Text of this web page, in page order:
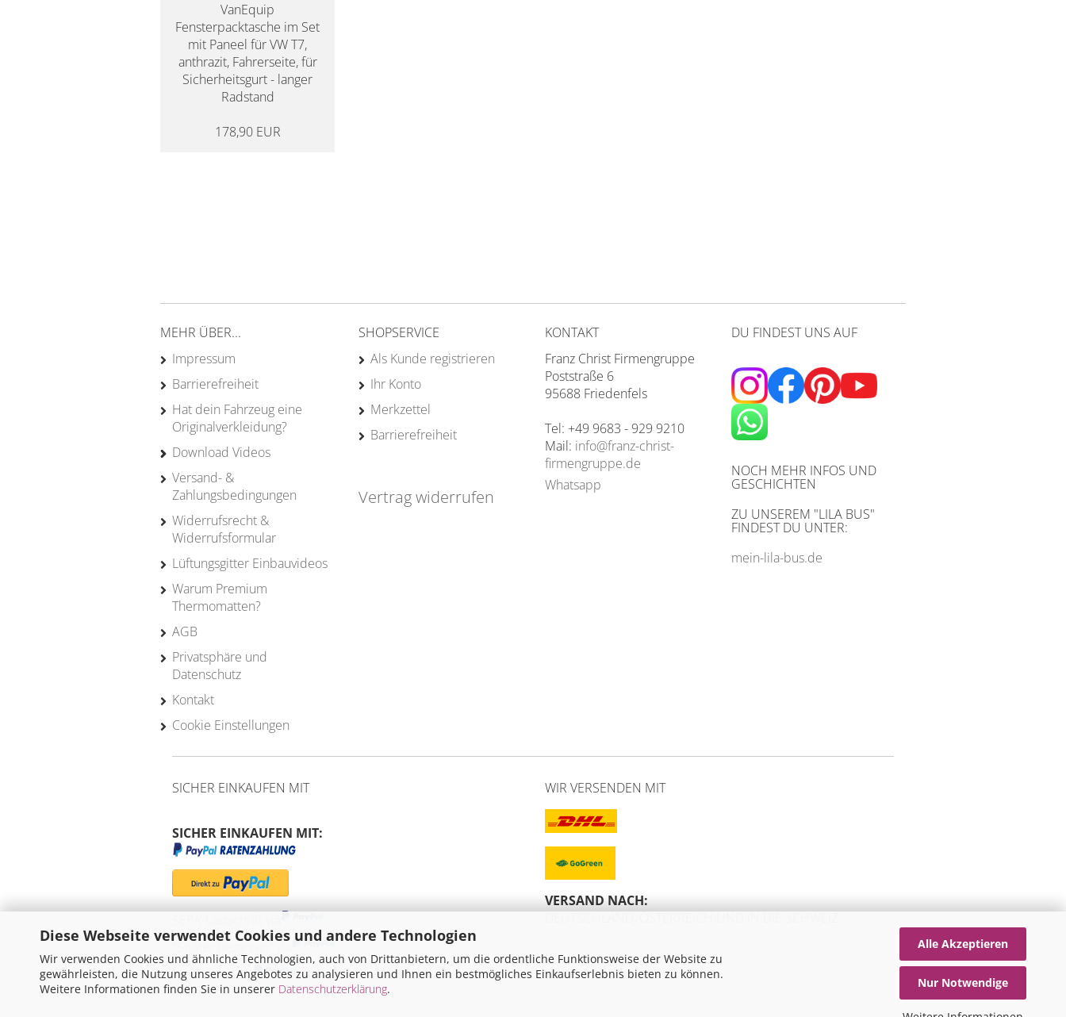
Diese Webseite verwendet Cookies und andere Technologien
Wir verwenden Cookies und ähnliche Technologien, auch von Drittanbietern, um die ordentliche Funktionsweise der Website zu
gewährleisten, die Nutzung unseres Angebotes zu analysieren und Ihnen ein bestmögliches Einkaufserlebnis bieten zu können.
Weitere Informationen finden Sie in unserer Datenschutzerklärung.
Alle Akzeptieren
Nur Notwendige
VanEquip
Fensterpacktasche im Set
mit Paneel für VW T7,
anthrazit, Fahrerseite, für
Sicherheitsgurt - langer
Radstand
178,90 EUR
MEHR ÜBER...
Impressum
Barrierefreiheit
Hat dein Fahrzeug eine
Originalverkleidung?
Download Videos
Versand- &
Zahlungsbedingungen
Widerrufsrecht &
Widerrufsformular
Lüftungsgitter Einbauvideos
Warum Premium
Thermomatten?
AGB
Privatsphäre und
Datenschutz
Kontakt
Cookie Einstellungen
SHOPSERVICE
Als Kunde registrieren
Ihr Konto
Merkzettel
Barrierefreiheit
Vertrag widerrufen
KONTAKT
Franz Christ Firmengruppe
Poststraße 6
95688 Friedenfels
Tel: +49 9683 - 929 9210
Mail: info@franz-christ-
firmengruppe.de
Whatsapp
DU FINDEST UNS AUF
NOCH MEHR INFOS UND
GESCHICHTEN
ZU UNSEREM "LILA BUS"
FINDEST DU UNTER:
mein-lila-bus.de
SICHER EINKAUFEN MIT
SICHER EINKAUFEN MIT:
Kreditkarte via
WIR VERSENDEN MIT
VERSAND NACH: